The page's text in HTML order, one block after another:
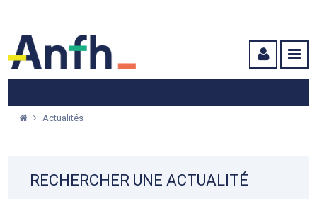
Actualités
RECHERCHER UNE ACTUALITÉ